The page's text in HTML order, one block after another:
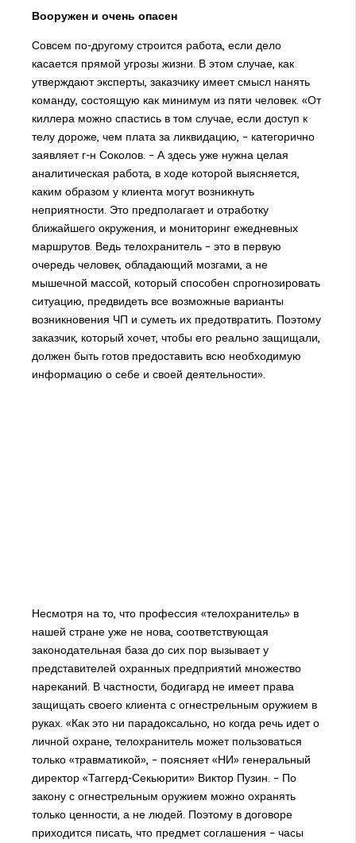
Вооружен и очень опасен
Совсем по-другому строится работа, если дело
касается прямой угрозы жизни. В этом случае, как
утверждают эксперты, заказчику имеет смысл нанять
команду, состоящую как минимум из пяти человек. «От
киллера можно спастись в том случае, если доступ к
телу дороже, чем плата за ликвидацию, – категорично
заявляет г-н Соколов. – А здесь уже нужна целая
аналитическая работа, в ходе которой выясняется,
каким образом у клиента могут возникнуть
неприятности. Это предполагает и отработку
ближайшего окружения, и мониторинг ежедневных
маршрутов. Ведь телохранитель – это в первую
очередь человек, обладающий мозгами, а не
мышечной массой, который способен спрогнозировать
ситуацию, предвидеть все возможные варианты
возникновения ЧП и суметь их предотвратить. Поэтому
заказчик, который хочет, чтобы его реально защищали,
должен быть готов предоставить всю необходимую
информацию о себе и своей деятельности».
Несмотря на то, что профессия «телохранитель» в
нашей стране уже не нова, соответствующая
законодательная база до сих пор вызывает у
представителей охранных предприятий множество
нареканий. В частности, бодигард не имеет права
защищать своего клиента с огнестрельным оружием в
руках. «Как это ни парадоксально, но когда речь идет о
личной охране, телохранитель может пользоваться
только «травматикой», – поясняет «НИ» генеральный
директор «Таггерд-Секьюрити» Виктор Пузин. – По
закону с огнестрельным оружием можно охранять
только ценности, а не людей. Поэтому в договоре
приходится писать, что предмет соглашения – часы